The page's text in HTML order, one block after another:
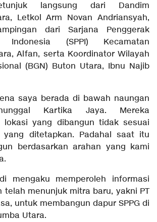
langsung dari Dandim
Letkol Arm Novan Andriansyah,
dari Sarjana Penggerak
Indonesia (SPPI) Kecamatan
Alfan, serta Koordinator Wilayah
(BGN) Buton Utara, Ibnu Najib
saya berada di bawah naungan
Kartika Jaya. Mereka
lokasi yang dibangun tidak sesuai
yang ditetapkan. Padahal saat itu
berdasarkan arahan yang kami
mengaku memperoleh informasi
telah menunjuk mitra baru, yakni PT
untuk membangun dapur SPPG di
Utara.